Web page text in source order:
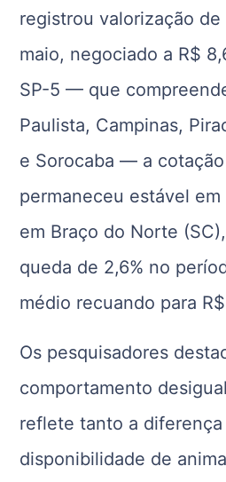
registrou valorização de
maio, negociado a R$
SP-5 — que
Paulista, Campinas,
e Sorocaba — a
permaneceu estável
em Braço do Norte
queda de 2,6% no
médio recuando para
Os pesquisadores
comportamento
reflete tanto a
disponibilidade de